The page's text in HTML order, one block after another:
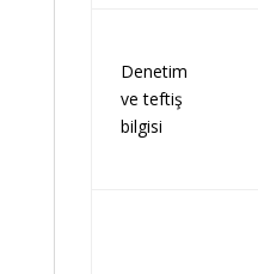
Denetim
ve teftiş
bilgisi